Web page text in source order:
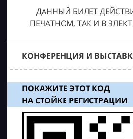
ДАННЫЙ БИЛЕТ
ПЕЧАТНОМ, ТАК И В
КОНФЕРЕНЦИЯ И
ПОКАЖИТЕ ЭТОТ КОД
НА СТОЙКЕ РЕГИСТРАЦИИ